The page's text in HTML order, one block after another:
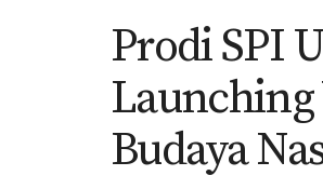
Prodi SPI
Launching
Budaya